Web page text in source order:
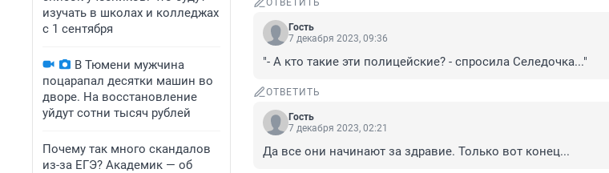
изучать в школах и колледжах
с 1 сентября
В Тюмени мужчина
поцарапал десятки машин во
дворе. На восстановление
уйдут сотни тысяч рублей
Почему так много скандалов
из-за ЕГЭ? Академик — об
ОТВЕТИТЬ
Гость
7 декабря 2023, 09:36
"- А кто такие эти полицейские? - спросила Селедочка..."
ОТВЕТИТЬ
Гость
7 декабря 2023, 02:21
Да все они начинают за здравие. Только вот конец...